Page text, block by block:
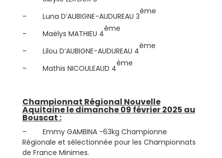
– Luna D’AUBIGNE-AUDUREAU 3
ème
– Maëlys MATHIEU 4
ème
– Lilou D’AUBIGNE-AUDUREAU 4
ème
– Mathis NICOULEAUD 4
ème
Championnat Régional Nouvelle
Aquitaine le dimanche 09 février 2025 au
Bouscat :
– Emmy GAMBINA -63kg Championne
Régionale et sélectionnée pour les Championnats
de France Minimes.